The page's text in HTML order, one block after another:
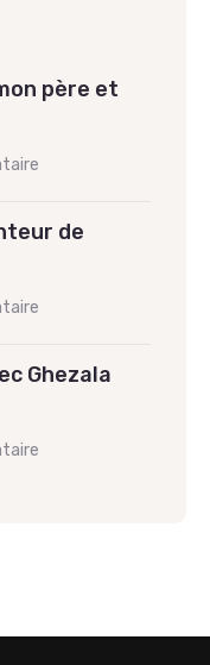
père et
de
Ghezala